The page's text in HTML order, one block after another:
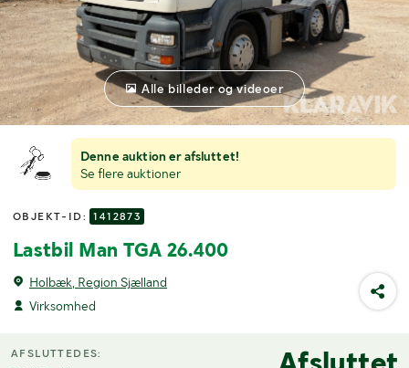
Denne auktion er afsluttet!
Se flere auktioner
OBJEKT-ID: 1412873
Lastbil Man TGA 26.400
Holbæk, Region Sjælland
Virksomhed
Alle billeder og videoer
AFSLUTTEDES: